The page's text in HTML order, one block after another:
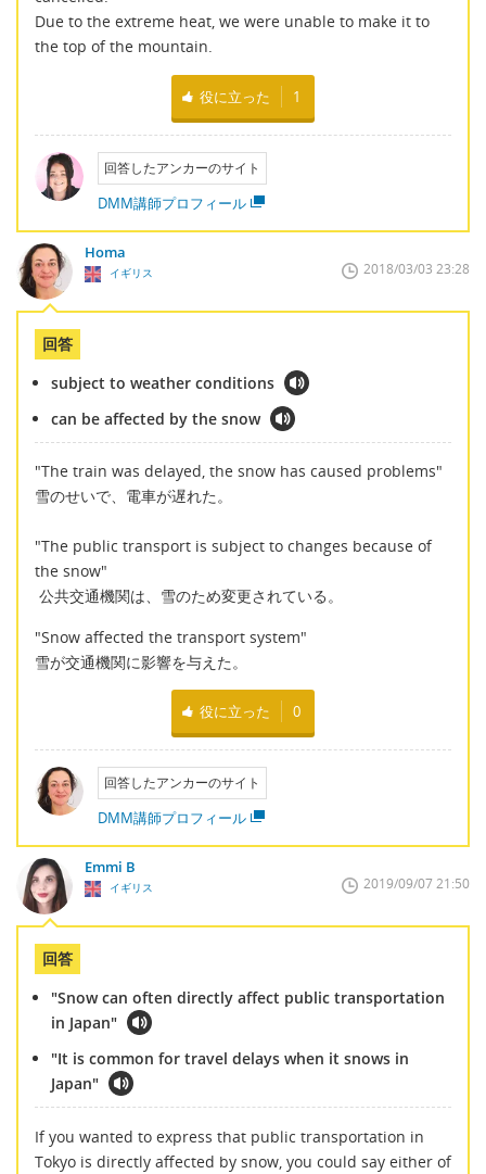
Due to the extreme heat, we were unable to make it to
the top of the mountain.
役に立った 1
回答したアンカーのサイト
DMM講師プロフィール
Homa
イギリス 2018/03/03 23:28
回答
subject to weather conditions
can be affected by the snow
"The train was delayed, the snow has caused problems"
雪のせいで、電車が遅れた。
"The public transport is subject to changes because of
the snow"
公共交通機関は、雪のため変更されている。
"Snow affected the transport system"
雪が交通機関に影響を与えた。
役に立った 0
回答したアンカーのサイト
DMM講師プロフィール
Emmi B
イギリス 2019/09/07 21:50
回答
"Snow can often directly affect public transportation
in Japan"
"It is common for travel delays when it snows in
Japan"
If you wanted to express that public transportation in
Tokyo is directly affected by snow, you could say either of